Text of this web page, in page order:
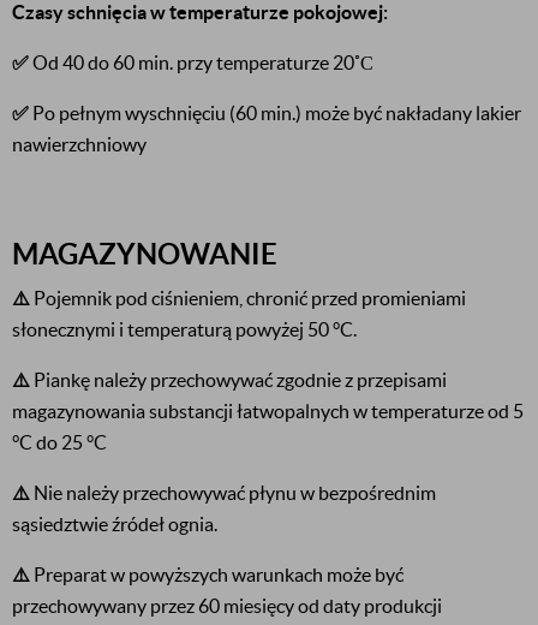
Czasy schnięcia w temperaturze pokojowej:
✅Od 40 do 60 min. przy temperaturze 20˚С
✅ Po pełnym wyschnięciu (60 min.) może być nakładany lakier
nawierzchniowy
MAGAZYNOWANIE
⚠️ Pojemnik pod ciśnieniem, chronić przed promieniami
słonecznymi i temperaturą powyżej 50 °C.
⚠️ Piankę należy przechowywać zgodnie z przepisami
magazynowania substancji łatwopalnych w temperaturze od 5
°C do 25 °C
⚠️ Nie należy przechowywać płynu w bezpośrednim
sąsiedztwie źródeł ognia.
⚠️ Preparat w powyższych warunkach może być
przechowywany przez 60 miesięcy od daty produkcji